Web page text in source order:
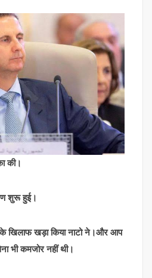
की।
शुरू हुई।
खिलाफ खड़ा किया नाटो ने।और आप
भी कमजोर नहीं थी।